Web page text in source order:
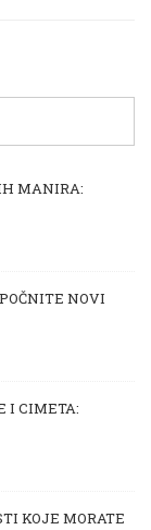
MANIRA:
NOVI
I CIMETA:
KOJE MORATE